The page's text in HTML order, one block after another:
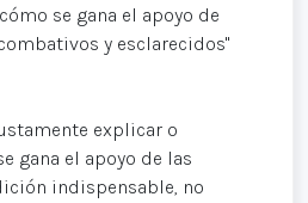
se gana el apoyo de
y esclarecidos"
explicar o
gana el apoyo de las
indispensable, no